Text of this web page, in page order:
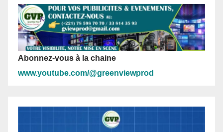
Abonnez-vous à la chaine
www.youtube.com/@greenviewprod